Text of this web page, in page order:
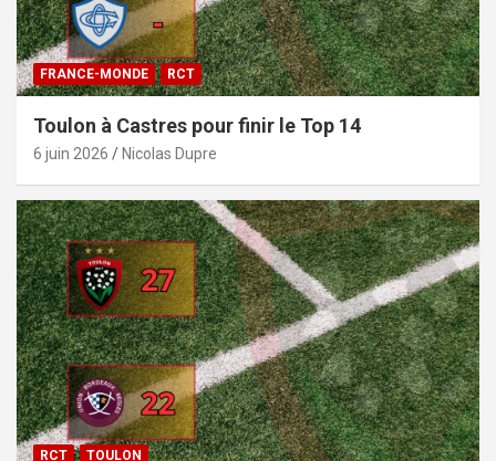
FRANCE-MONDE RCT
Toulon à Castres pour finir le Top 14
6 juin 2026 Nicolas Dupre
RCT TOULON